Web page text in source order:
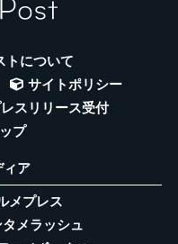
トについて
サイトポリシー
スリリース受付
プ
ィア
メプレス
メラッシュ